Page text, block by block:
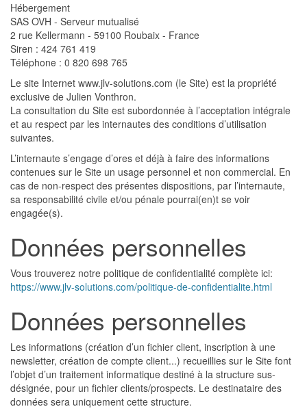
Hébergement
SAS OVH - Serveur mutualisé
2 rue Kellermann - 59100 Roubaix - France
Siren : 424 761 419
Téléphone : 0 820 698 765
Le site Internet www.jlv-solutions.com (le Site) est la propriété
exclusive de Julien Vonthron.
La consultation du Site est subordonnée à l’acceptation intégrale
et au respect par les internautes des conditions d’utilisation
suivantes.
L’internaute s’engage d’ores et déjà à faire des informations
contenues sur le Site un usage personnel et non commercial. En
cas de non-respect des présentes dispositions, par l’internaute,
sa responsabilité civile et/ou pénale pourrai(en)t se voir
engagée(s).
Données personnelles
Vous trouverez notre politique de confidentialité complète ici:
https://www.jlv-solutions.com/politique-de-confidentialite.html
Données personnelles
Les informations (création d’un fichier client, inscription à une
newsletter, création de compte client...) recueillies sur le Site font
l’objet d’un traitement informatique destiné à la structure sus-
désignée, pour un fichier clients/prospects. Le destinataire des
données sera uniquement cette structure.